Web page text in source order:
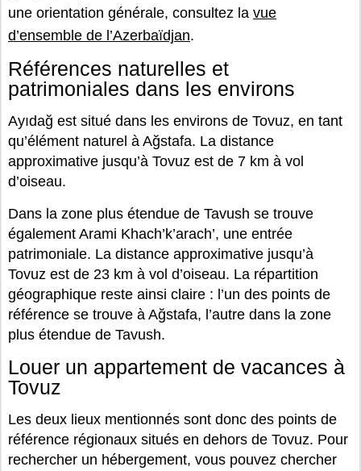
une orientation générale, consultez la vue
d’ensemble de l’Azerbaïdjan.
Références naturelles et
patrimoniales dans les environs
Ayıdağ est situé dans les environs de Tovuz, en tant
qu’élément naturel à Ağstafa. La distance
approximative jusqu’à Tovuz est de 7 km à vol
d’oiseau.
Dans la zone plus étendue de Tavush se trouve
également Arami Khach’k’arach’, une entrée
patrimoniale. La distance approximative jusqu’à
Tovuz est de 23 km à vol d’oiseau. La répartition
géographique reste ainsi claire : l’un des points de
référence se trouve à Ağstafa, l’autre dans la zone
plus étendue de Tavush.
Louer un appartement de vacances à
Tovuz
Les deux lieux mentionnés sont donc des points de
référence régionaux situés en dehors de Tovuz. Pour
rechercher un hébergement, vous pouvez chercher